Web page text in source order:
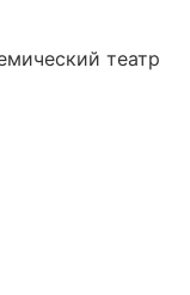
театр